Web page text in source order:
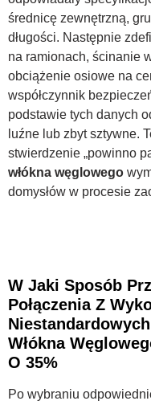
średnicę zewnętrzną,
długości. Następnie
na ramionach, ścinanie
obciążenie osiowe na
współczynnik
podstawie tych danych
luźne lub zbyt sztywne.
stwierdzenie „powinno
włókna węglowego
domysłów w procesie
W Jaki Sposób
Połączenia Z
Włókna
O 35%
Po wybraniu